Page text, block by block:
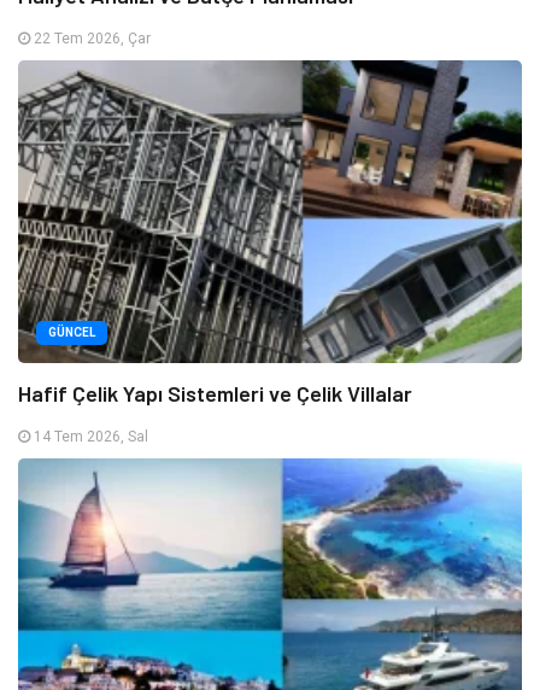
22 Tem 2026, Çar
GÜNCEL
Hafif Çelik Yapı Sistemleri ve Çelik Villalar
14 Tem 2026, Sal